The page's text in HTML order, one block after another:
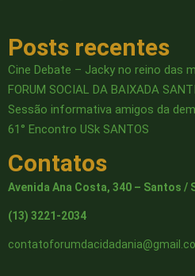
Posts recentes
Cine Debate – Jacky no reino das
FORUM SOCIAL DA BAIXADA
Sessão informativa amigos da
61° Encontro USk SANTOS
Contatos
Avenida Ana Costa, 340 – Santos /
(13) 3221-2034